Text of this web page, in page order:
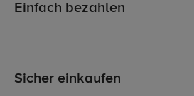
Einfach bezahlen
Sicher einkaufen